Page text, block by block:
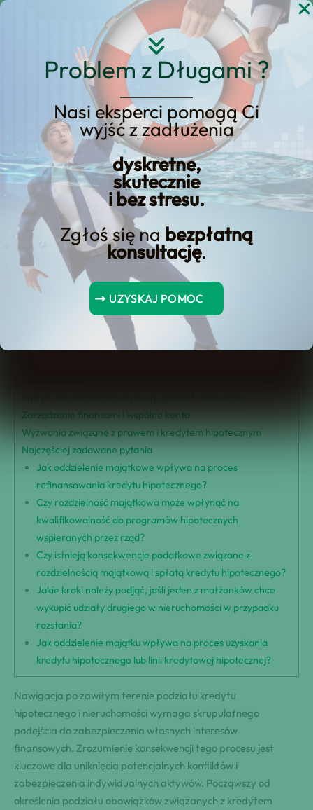
Problem z Długami ?
Nasi eksperci pomogą Ci
wyjść z zadłużenia
dyskretne,
skutecznie
i bez stresu.
Zgłoś się na bezpłatną
konsultację.
UZYSKAJ POMOC
Przejdź
Hipoteka i rozdzielność
majątkowa – praktyczny
przewodnik
Spis Treści
Najważniejsze wnioski
Znaczenie separacji majątkowej
Konsekwencje finansowe i rozważania planistyczne
Zarządzanie finansami i wspólne konta
Wyzwania związane z prawem i kredytem hipotecznym
Najczęściej zadawane pytania
Jak oddzielenie majątkowe wpływa na proces
refinansowania kredytu hipotecznego?
Czy rozdzielność majątkowa może wpłynąć na
kwalifikowalność do programów hipotecznych
wspieranych przez rząd?
Czy istnieją konsekwencje podatkowe związane z
rozdzielnością majątkową i spłatą kredytu hipotecznego?
Jakie kroki należy podjąć, jeśli jeden z małżonków chce
wykupić udziały drugiego w nieruchomości w przypadku
rozstania?
Jak oddzielenie majątku wpływa na proces uzyskania
kredytu hipotecznego lub linii kredytowej hipotecznej?
Nawigacja po zawiłym terenie podziału kredytu
hipotecznego i nieruchomości wymaga skrupulatnego
podejścia do zabezpieczenia własnych interesów
finansowych. Zrozumienie konsekwencji tego procesu jest
kluczowe dla uniknięcia potencjalnych konfliktów i
zabezpieczenia indywidualnych aktywów. Począwszy od
określenia podziału obowiązków związanych z kredytem